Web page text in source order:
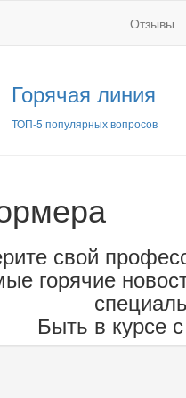
Отзывы
Горячая линия
ТОП-5 популярных вопросов
свой
горячие
Быть в курсе